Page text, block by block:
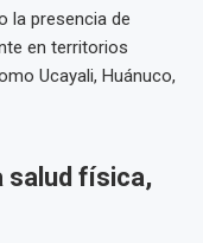
la presencia de
en territorios
Ucayali, Huánuco,
salud física,